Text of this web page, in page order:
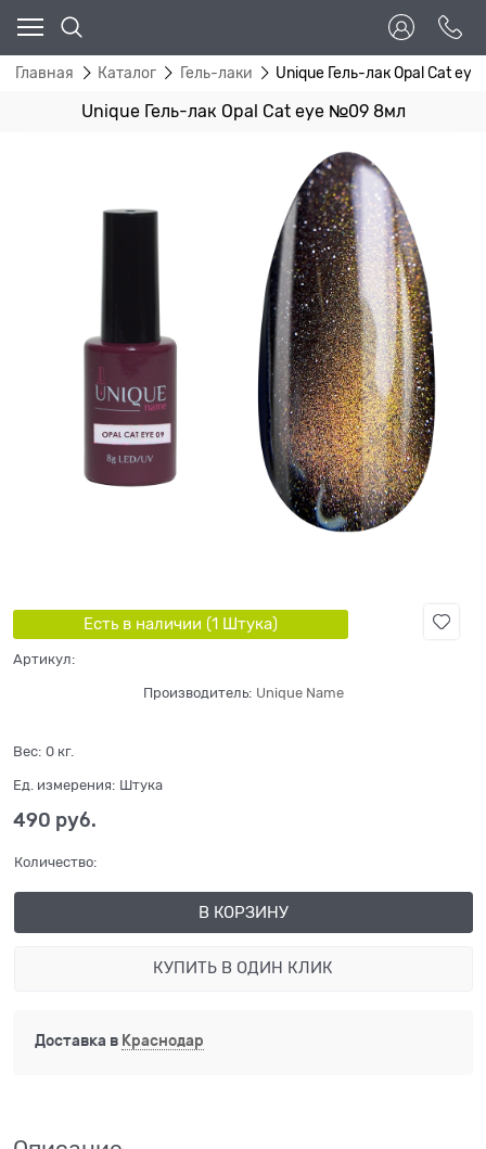
Главная Каталог Гель-лаки Unique Гель-лак Opal Cat
Unique Гель-лак Opal Cat eye №09 8мл
Есть в наличии (1 Штука)
Артикул:
Производитель: Unique Name
Вес: 0 кг.
Ед. измерения: Штука
490 руб.
Количество:
В КОРЗИНУ
КУПИТЬ В ОДИН КЛИК
Доставка в Краснодар